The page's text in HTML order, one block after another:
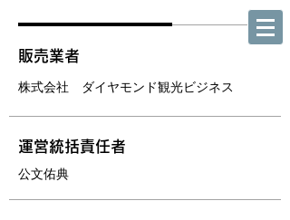
販売業者
株式会社 ダイヤモンド観光ビジネス
運営統括責任者
公文佑典